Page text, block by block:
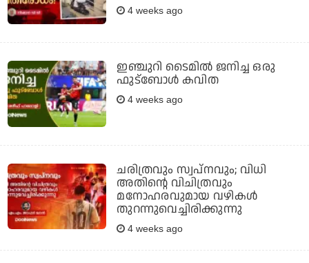
4 weeks ago
ഇഞ്ചുറി ടൈമില്‍ ജനിച്ച ഒരു
ഫുട്ബോള്‍ കവിത
4 weeks ago
ചരിത്രവും സ്വപ്‌നവും; വിധി
അതിന്റെ വിചിത്രവും
മനോഹരവുമായ വഴികള്‍
തുറന്നുവെച്ചിരിക്കുന്നു
4 weeks ago